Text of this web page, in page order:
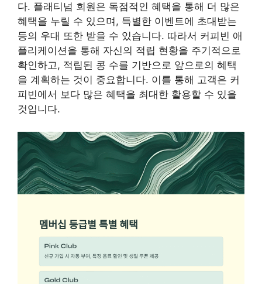
다. 플래티넘 회원은 독점적인 혜택을 통해 더 많은
혜택을 누릴 수 있으며, 특별한 이벤트에 초대받는
등의 우대 또한 받을 수 있습니다. 따라서 커피빈 애
플리케이션을 통해 자신의 적립 현황을 주기적으로
확인하고, 적립된 콩 수를 기반으로 앞으로의 혜택
을 계획하는 것이 중요합니다. 이를 통해 고객은 커
피빈에서 보다 많은 혜택을 최대한 활용할 수 있을
것입니다.